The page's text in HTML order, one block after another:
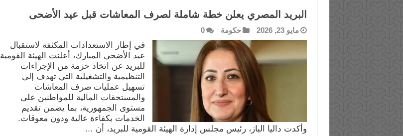
البريد المصري يعلن خطة شاملة لصرف المعاشات قبل عيد الأضحى
مايو 23, 2026 حكومة 0
في إطار الاستعدادات المكثفة لاستقبال
عيد الأضحى المبارك، أعلنت الهيئة القومية
للبريد عن اتخاذ حزمة من الإجراءات
التنظيمية والتشغيلية التي تهدف إلى
تسهيل عمليات صرف المعاشات
والمستحقات المالية للمواطنين على
مستوى الجمهورية، بما يضمن تقديم
الخدمات بكفاءة عالية ودون معوقات.
وأكدت داليا الباز، رئيس مجلس إدارة الهيئة القومية للبريد، أن …